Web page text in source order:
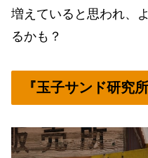
増えていると思われ、
るかも？
『玉子サンド研究